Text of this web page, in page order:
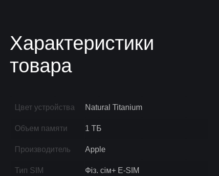
Характеристики
товара
Цвет устройства Natural Titanium
Объем памяти 1 ТБ
Производитель Apple
Тип SIM Фіз. сім+ E-SIM